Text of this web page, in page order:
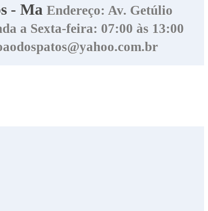
- Ma Endereço: Av. Getúlio
a Sexta-feira: 07:00 às 13:00